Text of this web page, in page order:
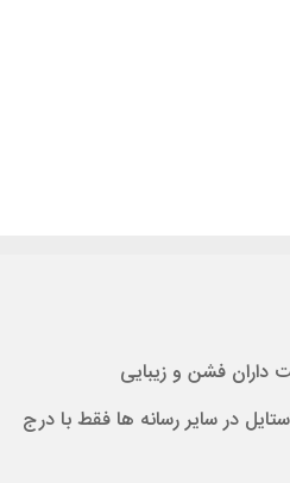
داران فشن و زیبایی
در سایر رسانه ها فقط با درج